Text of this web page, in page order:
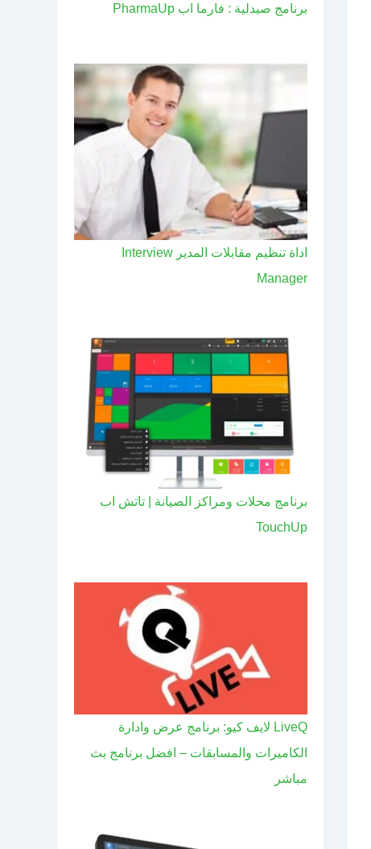
برنامج صيدلية : فارما اب PharmaUp​
اداة تنظيم مقابلات المدير Interview
Manager
برنامج محلات ومراكز الصيانة | تاتش اب
TouchUp
LiveQ لايف كيو: برنامج عرض وادارة
الكاميرات والمسابقات – افضل برنامج بث
مباشر